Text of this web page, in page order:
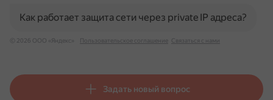
Как работает защита сети через private IP адреса?
© 2026 ООО «Яндекс» Пользовательское соглашение Связаться с нами
Задать новый вопрос